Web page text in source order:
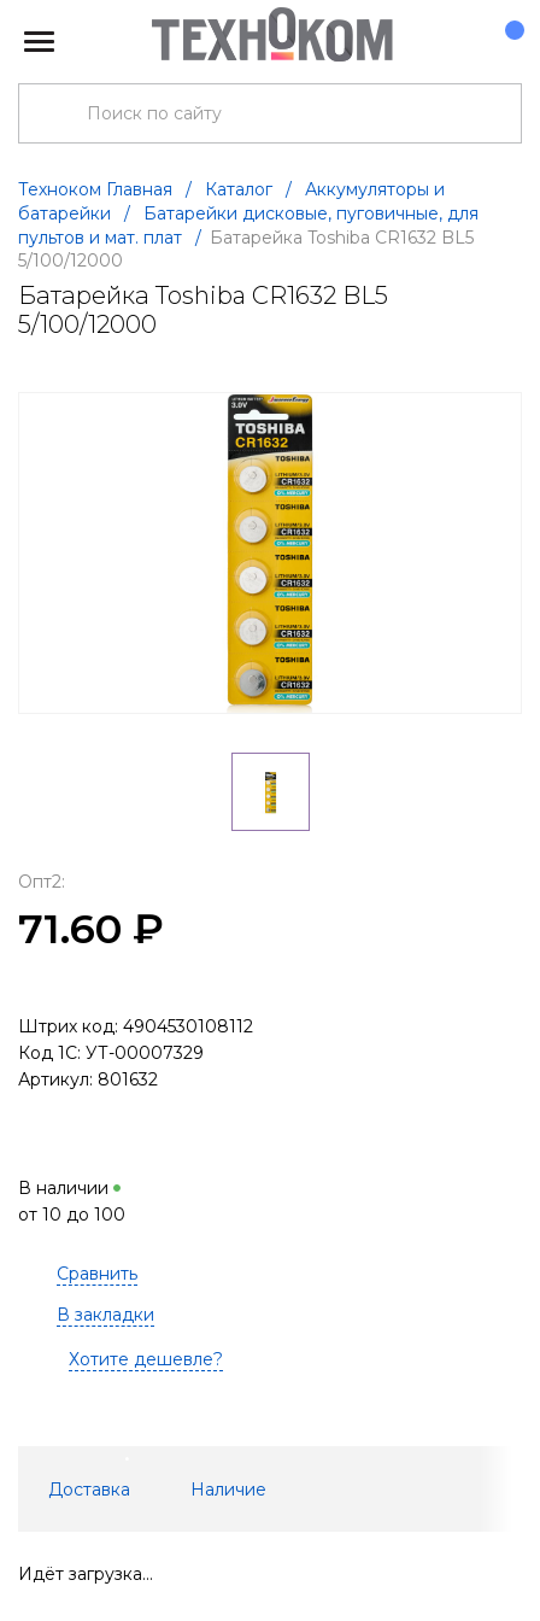
Техноком Главная / Каталог /
Аккумуляторы и
батарейки
/
Батарейки дисковые, пуговичные, для
пультов и мат. плат
/ Батарейка Toshiba CR1632 BL5
5/100/12000
Батарейка Toshiba CR1632 BL5
5/100/12000
Опт2:
71.60 ₽
Штрих код: 4904530108112
Код 1С: УТ-00007329
Артикул: 801632
В наличии
от 10 до 100
Сравнить
В закладки
Хотите дешевле?
Доставка Наличие
Идёт загрузка...